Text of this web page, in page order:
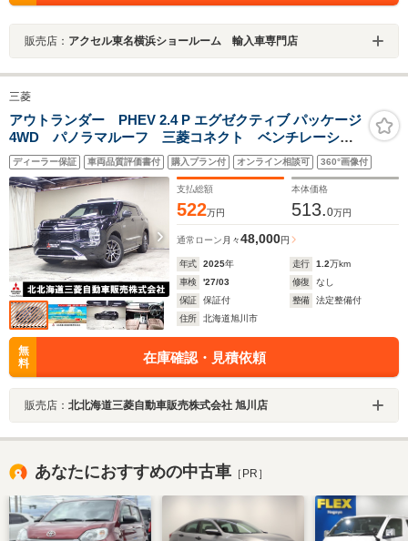
販売店： アクセル東名横浜ショールーム 輸入車専門店
三菱
アウトランダー PHEV 2.4 P エグゼクティブ パッケージ
4WD パノラマルーフ 三菱コネクト ベンチレーショ
ン ETC セミアニリンレザーシート 夏タイヤ純正
AW&社外AW冬タイヤ付きDynamicSoundYAMAHA 12ス
ピーカー&デュアルアンプ
ディーラー保証 車両品質評価書付 購入プラン付 オンライン相談可 360°画像付
支払総額
522万円
本体価格
513.0万円
通常ローン 月々48,000円
年式 2025年 走行 1.2万km
車検
'27/03 修復
なし
保証
保証付 整備
法定整備付
住所
北海道旭川市
無
料
在庫確認・見積依頼
販売店： 北北海道三菱自動車販売株式会社 旭川店
あなたにおすすめの中古車 ［PR］